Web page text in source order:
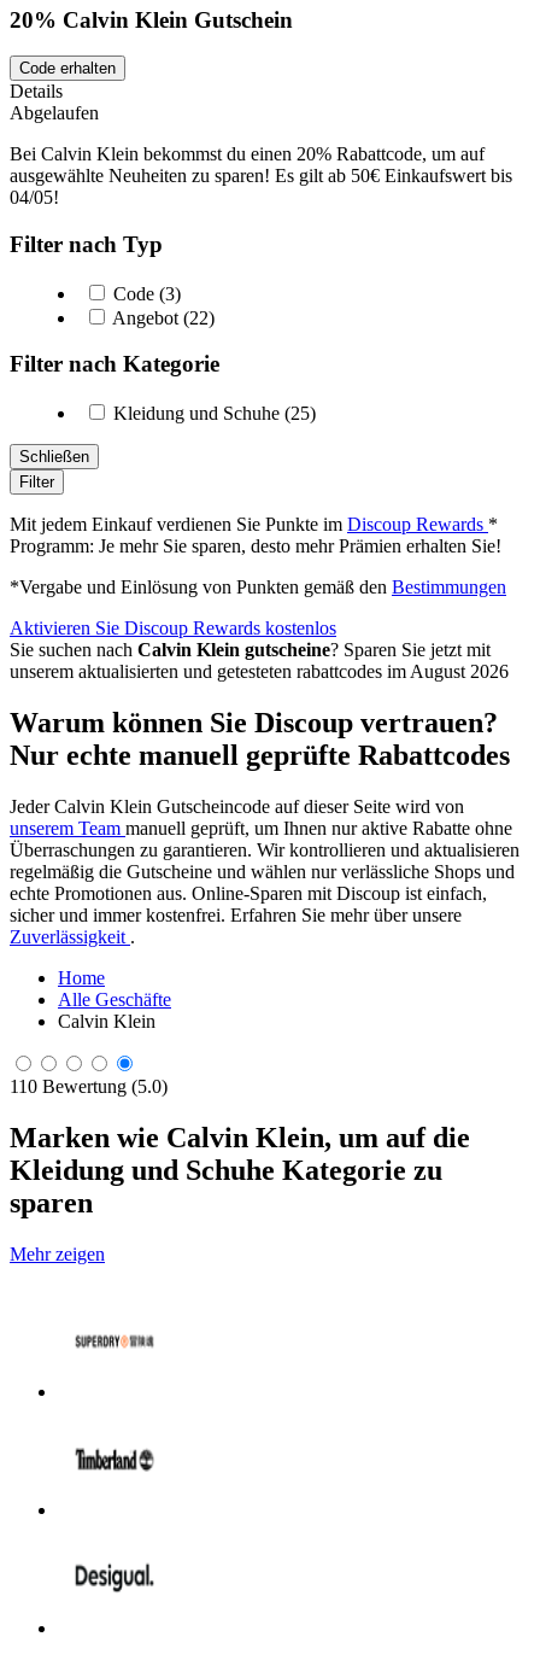
20% Calvin Klein Gutschein
Code erhalten
Details
Abgelaufen
Bei Calvin Klein bekommst du einen 20% Rabattcode, um auf
ausgewählte Neuheiten zu sparen! Es gilt ab 50€ Einkaufswert bis
04/05!
Filter nach Typ
Code (3)
Angebot (22)
Filter nach Kategorie
Kleidung und Schuhe (25)
Schließen
Filter
Mit jedem Einkauf verdienen Sie Punkte im Discoup Rewards *
Programm: Je mehr Sie sparen, desto mehr Prämien erhalten Sie!
*Vergabe und Einlösung von Punkten gemäß den Bestimmungen
Aktivieren Sie Discoup Rewards kostenlos
Sie suchen nach Calvin Klein gutscheine? Sparen Sie jetzt mit
unserem aktualisierten und getesteten rabattcodes im August 2026
Warum können Sie Discoup vertrauen?
Nur echte manuell geprüfte Rabattcodes
Jeder Calvin Klein Gutscheincode auf dieser Seite wird von
unserem Team manuell geprüft, um Ihnen nur aktive Rabatte ohne
Überraschungen zu garantieren. Wir kontrollieren und aktualisieren
regelmäßig die Gutscheine und wählen nur verlässliche Shops und
echte Promotionen aus. Online-Sparen mit Discoup ist einfach,
sicher und immer kostenfrei. Erfahren Sie mehr über unsere
Zuverlässigkeit .
Home
Alle Geschäfte
Calvin Klein
110 Bewertung (5.0)
Marken wie Calvin Klein, um auf die
Kleidung und Schuhe Kategorie zu
sparen
Mehr zeigen